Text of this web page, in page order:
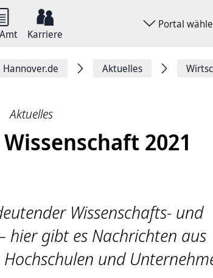
Karriere
Portal
Hannover.de Aktuelles
Aktuelles
2021
Wissenschafts- und
hier gibt es Nachrichten aus
und